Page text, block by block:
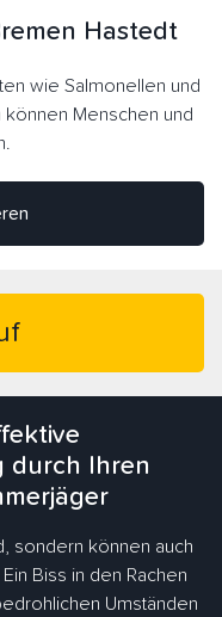
Hastedt
wie Salmonellen und
Menschen und
durch Ihren
sondern können auch
Biss in den Rachen
Umständen